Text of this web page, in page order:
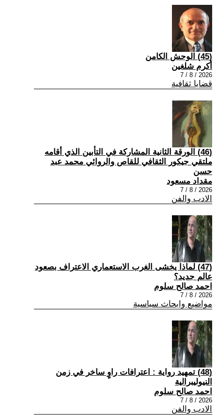
(45) الوحش الكامن
أكرم شلغين
2026 / 8 / 7
قضايا ثقافية
(46) الورقة الثانية المشاركة في التأبين الذي أقامه
ملتقي جيكور الثقافي للقاص والروائي محمد عبد
حسن
مقداد مسعود
2026 / 8 / 7
الادب والفن
(47) لماذا يخشى الغرب الاستعماري الاعتراف بصعود
عالم جديد؟
احمد صالح سلوم
2026 / 8 / 7
مواضيع وابحاث سياسية
(48) تمهيد رواية : اعترافات راوٍ ساخر في زمن
النيوليبرالية
احمد صالح سلوم
2026 / 8 / 7
الادب والفن